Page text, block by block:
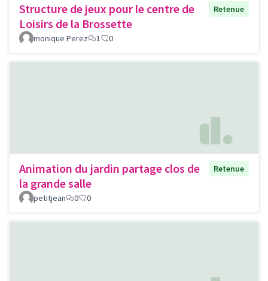
Structure de jeux pour le centre de
Loisirs de la Brossette
Retenue
monique Perez 1 0
Animation du jardin partage clos de
la grande salle
Retenue
petitjean 0 0